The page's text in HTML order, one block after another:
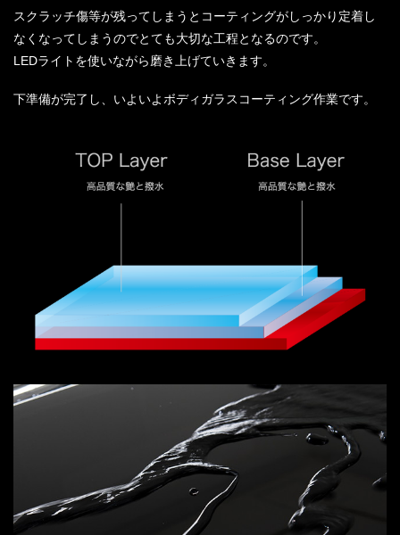
スクラッチ傷等が残ってしまうとコーティングがしっかり定着し
なくなってしまうのでとても大切な工程となるのです。
LEDライトを使いながら磨き上げていきます。
下準備が完了し、いよいよボディガラスコーティング作業です。